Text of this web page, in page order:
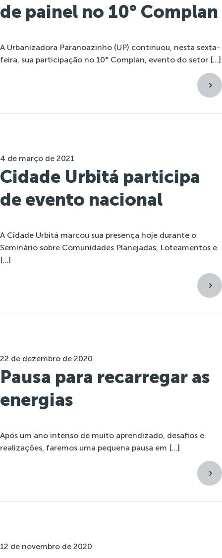
de painel no 10° Complan
A Urbanizadora Paranoazinho (UP) continuou, nesta sexta-
feira, sua participação no 10° Complan, evento do setor […]
4 de março de 2021
Cidade Urbitá participa
de evento nacional
A Cidade Urbitá marcou sua presença hoje durante o
Seminário sobre Comunidades Planejadas, Loteamentos e
[…]
22 de dezembro de 2020
Pausa para recarregar as
energias
Após um ano intenso de muito aprendizado, desafios e
realizações, faremos uma pequena pausa em […]
12 de novembro de 2020